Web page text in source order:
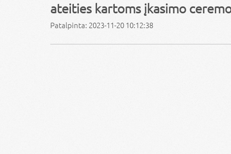
ateities kartoms įkasimo
Patalpinta: 2023-11-20 10:12:38